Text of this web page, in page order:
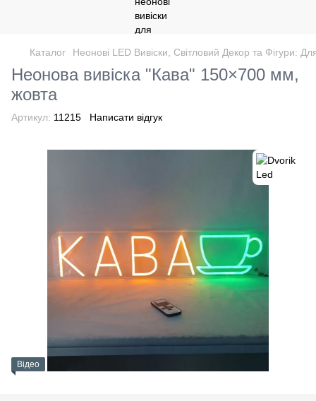
Каталог Неонові LED Вивіски, Світловий Декор та Фігури:
Неонова вивіска "Кава" 150×700 мм,
жовта
Артикул: 11215 Написати відгук
Відео